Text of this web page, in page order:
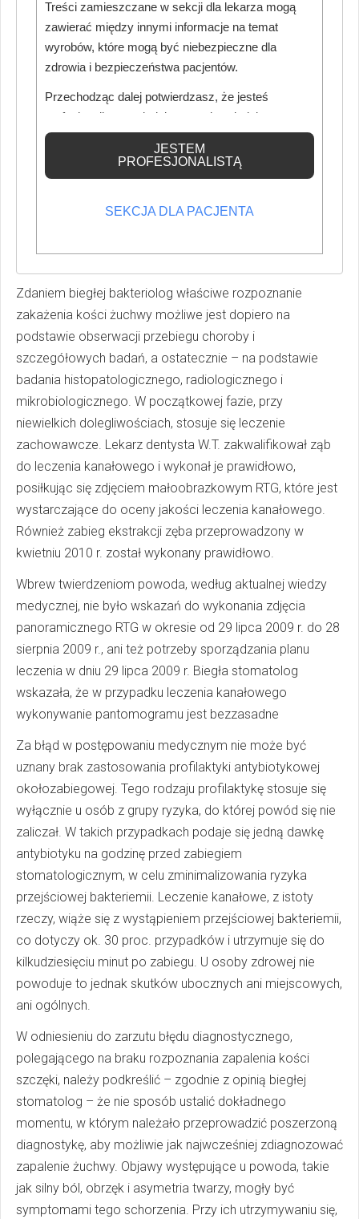
ból i obrzęk – mogły wskazywać na rozwój stanu
zapalnego w żuchwie. Już samo podejrzenie takiego
procesu powinno skutkować konsultacją u chirurga
stomatologicznego i przekazaniem pacjenta pod jego
opiekę. Biegła bakteriolog z kolei wskazała, że pierwsze
symptomy (ból, obrzęk tkanek, asymetria twarzy) powinny
nasuwać podejrzenie zakażenia kości żuchwy i skłonić
lekarza do przeprowadzenia stosownej diagnostyki.
2009 r. powód nie zgłaszał żadnych dolegliwości
Zdaniem biegłej bakteriolog właściwe rozpoznanie
zakażenia kości żuchwy możliwe jest dopiero na
podstawie obserwacji przebiegu choroby i
szczegółowych badań, a ostatecznie – na podstawie
badania histopatologicznego, radiologicznego i
mikrobiologicznego. W początkowej fazie, przy
niewielkich dolegliwościach, stosuje się leczenie
zachowawcze. Lekarz dentysta W.T. zakwalifikował ząb
do leczenia kanałowego i wykonał je prawidłowo,
posiłkując się zdjęciem małoobrazkowym RTG, które jest
wystarczające do oceny jakości leczenia kanałowego.
Również zabieg ekstrakcji zęba przeprowadzony w
kwietniu 2010 r. został wykonany prawidłowo.
Wbrew twierdzeniom powoda, według aktualnej wiedzy
medycznej, nie było wskazań do wykonania zdjęcia
panoramicznego RTG w okresie od 29 lipca 2009 r. do 28
sierpnia 2009 r., ani też potrzeby sporządzania planu
leczenia w dniu 29 lipca 2009 r. Biegła stomatolog
wskazała, że w przypadku leczenia kanałowego
wykonywanie pantomogramu jest bezzasadne
Za błąd w postępowaniu medycznym nie może być
uznany brak zastosowania profilaktyki antybiotykowej
okołozabiegowej. Tego rodzaju profilaktykę stosuje się
wyłącznie u osób z grupy ryzyka, do której powód się nie
zaliczał. W takich przypadkach podaje się jedną dawkę
antybiotyku na godzinę przed zabiegiem
stomatologicznym, w celu zminimalizowania ryzyka
przejściowej bakteriemii. Leczenie kanałowe, z istoty
rzeczy, wiąże się z wystąpieniem przejściowej bakteriemii,
co dotyczy ok. 30 proc. przypadków i utrzymuje się do
kilkudziesięciu minut po zabiegu. U osoby zdrowej nie
powoduje to jednak skutków ubocznych ani miejscowych,
ani ogólnych.
W odniesieniu do zarzutu błędu diagnostycznego,
polegającego na braku rozpoznania zapalenia kości
szczęki, należy podkreślić – zgodnie z opinią biegłej
stomatolog – że nie sposób ustalić dokładnego
momentu, w którym należało przeprowadzić poszerzoną
diagnostykę, aby możliwie jak najwcześniej zdiagnozować
zapalenie żuchwy. Objawy występujące u powoda, takie
jak silny ból, obrzęk i asymetria twarzy, mogły być
symptomami tego schorzenia. Przy ich utrzymywaniu się,
Treści zamieszczane w sekcji dla lekarza mogą
zawierać między innymi informacje na temat
wyrobów, które mogą być niebezpieczne dla
zdrowia i bezpieczeństwa pacjentów.
Przechodząc dalej potwierdzasz, że jesteś
profesjonalistą posiadającym odpowiednią
wiedzę medyczną.
JESTEM
PROFESJONALISTĄ
SEKCJA DLA PACJENTA